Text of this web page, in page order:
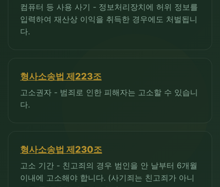
컴퓨터 등 사용 사기 - 정보처리장치에 허위 정보를
입력하여 재산상 이익을 취득한 경우에도 처벌됩니
다.
형사소송법 제223조
고소권자 - 범죄로 인한 피해자는 고소할 수 있습니
다.
형사소송법 제230조
고소 기간 - 친고죄의 경우 범인을 안 날부터 6개월
이내에 고소해야 합니다. (사기죄는 친고죄가 아니